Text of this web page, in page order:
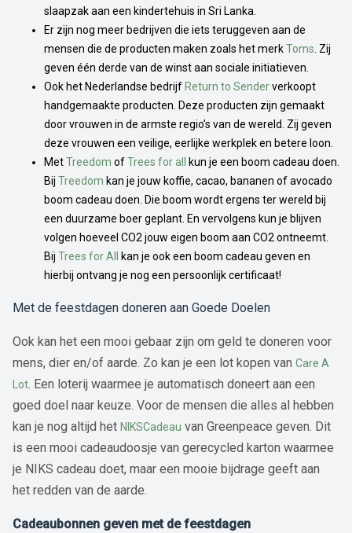
slaapzak aan een kindertehuis in Sri Lanka.
Er zijn nog meer bedrijven die iets teruggeven aan de
mensen die de producten maken zoals het merkToms . Zij
geven één derde van de winst aan sociale initiatieven.
Ook het Nederlandse bedrijf Return to Senderverkoopt
handgemaakte producten. Deze producten zijn gemaakt
door vrouwen in de armste regio’s van de wereld. Zij geven
deze vrouwen een veilige, eerlijke werkplek en betere loon.
MetTreedom ofTrees for all
kun je een boom cadeau doen.
Bij Treedom kan je jouw koffie, cacao, bananen of avocado
boom cadeau doen. Die boom wordt ergens ter wereld bij
een duurzame boer geplant. En vervolgens kun je blijven
volgen hoeveel CO2 jouw eigen boom aan CO2 ontneemt.
Bij Trees for All
kan je ook een boom cadeau geven en
hierbij ontvang je nog een persoonlijk certificaat!
Met de feestdagen doneren aan Goede Doelen
Ook kan het een mooi gebaar zijn om geld te doneren voor
mens, dier en/of aarde. Zo kan je een lot kopen van Care A
Lot. Een loterij waarmee je automatisch doneert aan een
goed doel naar keuze. Voor de mensen die alles al hebben
kan je nog altijd het NIKSCadeau van Greenpeace geven. Dit
is een mooi cadeaudoosje van gerecycled karton waarmee
je NIKS cadeau doet, maar een mooie bijdrage geeft aan
het redden van de aarde.
Cadeaubonnen geven met de feestdagen